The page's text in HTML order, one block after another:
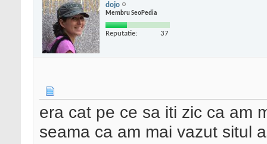
dojo
Membru SeoPedia
Reputatie: 37
era cat pe ce sa iti zic ca am
seama ca am mai vazut situl